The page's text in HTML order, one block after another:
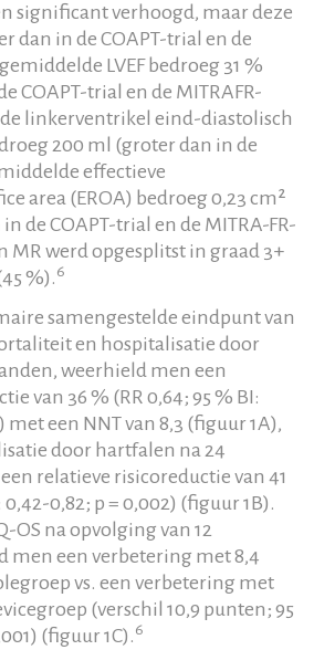
significant verhoogd, maar deze
dan in de COAPT-trial en de
LVEF bedroeg 31 %
COAPT-trial en de MITRAFR-
linkerventrikel eind-diastolisch
200 ml (groter dan in de
effectieve
area (EROA) bedroeg 0,23 cm²
de COAPT-trial en de MITRA-FR-
MR werd opgesplitst in graad 3+
%). 6
samengestelde eindpunt van
en hospitalisatie door
weerhield men een
van 36 % (RR 0,64; 95 % BI:
met een NNT van 8,3 (figuur 1A),
door hartfalen na 24
relatieve risicoreductie van 41
0,42-0,82; p = 0,002) (figuur 1B).
OS na opvolging van 12
men een verbetering met 8,4
vs. een verbetering met
(verschil 10,9 punten; 95
(figuur 1C). 6